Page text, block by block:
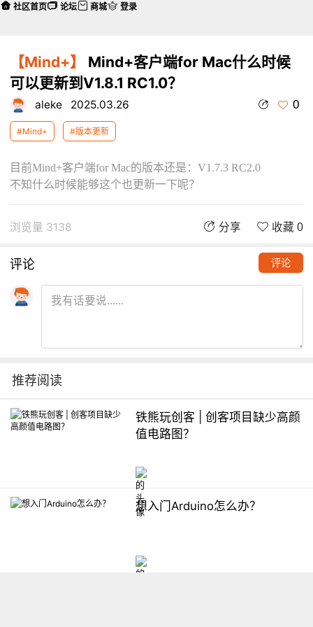
【Mind+】
Mind+客户端for Mac什么时候
可以更新到V1.8.1 RC1.0？
aleke 2025.03.26 0
#Mind+ #版本更新
目前Mind+客户端for Mac的版本还是：V1.7.3 RC2.0
不知什么时候能够这个也更新一下呢？
浏览量 3138 分享 收藏 0
评论 评论
推荐阅读
铁熊玩创客 | 创客项目缺少高颜
值电路图？
想入门Arduino怎么办？
社区首页 论坛 商城 登录